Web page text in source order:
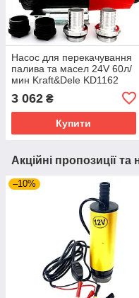
Насос для перекачування
палива та масел 24V 60л/
мин Kraft&Dele KD1162
3 062 ₴
Купити
Акційні пропозиції та
–10%